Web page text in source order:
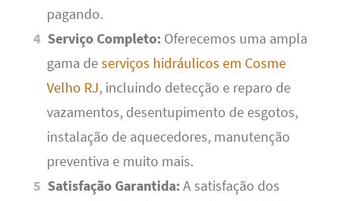
pagando.
Serviço Completo: Oferecemos uma ampla
gama deserviços hidráulicos em Cosme
Velho RJ, incluindo detecção e reparo de
vazamentos, desentupimento de esgotos,
instalação de aquecedores, manutenção
preventiva e muito mais.
Satisfação Garantida:A satisfação dos